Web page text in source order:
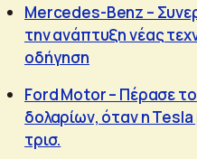
Mercedes-Benz –
την ανάπτυξη νέας
οδήγηση
Ford Motor – Πέρασε
δολαρίων, όταν η
τρισ.